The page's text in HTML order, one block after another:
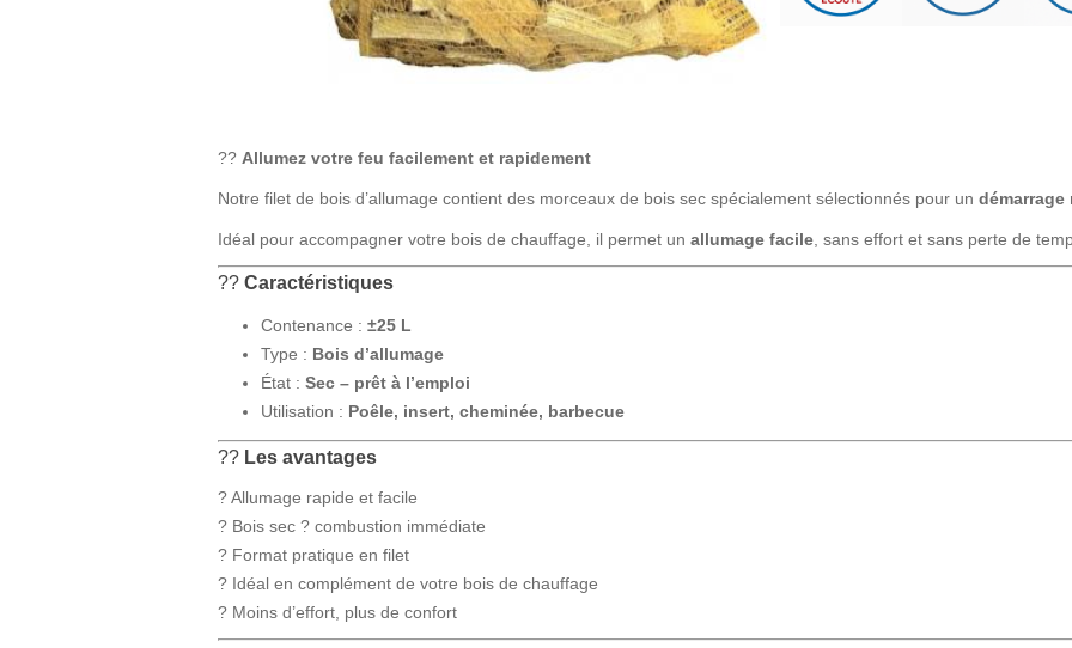
?? Allumez votre feu facilement et rapidement
Notre filet de bois d’allumage contient des morceaux de bois sec spécialement sélectionnés pour un démarrage
Idéal pour accompagner votre bois de chauffage, il permet un allumage facile, sans effort et sans perte de
?? Caractéristiques
Contenance : ±25 L
Type : Bois d’allumage
État : Sec – prêt à l’emploi
Utilisation : Poêle, insert, cheminée, barbecue
?? Les avantages
? Allumage rapide et facile
? Bois sec ? combustion immédiate
? Format pratique en filet
? Idéal en complément de votre bois de chauffage
? Moins d’effort, plus de confort